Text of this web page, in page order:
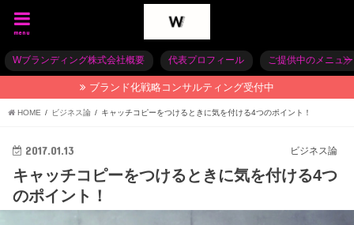
menu
Wブランディング株式会社概要 代表プロフィール ご提供中のメニュー
ブランド化戦略コンサルティング受付中
HOME ビジネス論 キャッチコピーをつけるときに気を付ける4つのポイント！
ビジネス論
2017.01.13
キャッチコピーをつけるときに気を付ける4つ
のポイント！